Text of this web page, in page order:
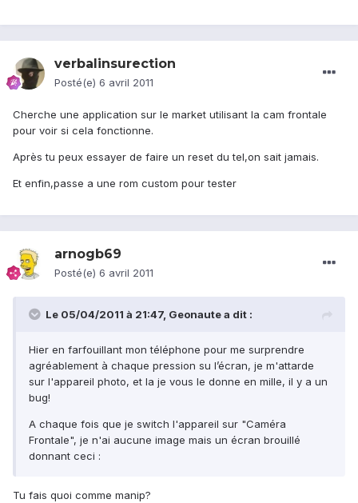
verbalinsurection
Posté(e) 6 avril 2011
Cherche une application sur le market utilisant la cam frontale
pour voir si cela fonctionne.
Après tu peux essayer de faire un reset du tel,on sait jamais.
Et enfin,passe a une rom custom pour tester
arnogb69
Posté(e) 6 avril 2011
Le 05/04/2011 à 21:47, Geonaute a dit :
Hier en farfouillant mon téléphone pour me surprendre
agréablement à chaque pression su l’écran, je m'attarde
sur l'appareil photo, et la je vous le donne en mille, il y a un
bug!
A chaque fois que je switch l'appareil sur "Caméra
Frontale", je n'ai aucune image mais un écran brouillé
donnant ceci :
Tu fais quoi comme manip?